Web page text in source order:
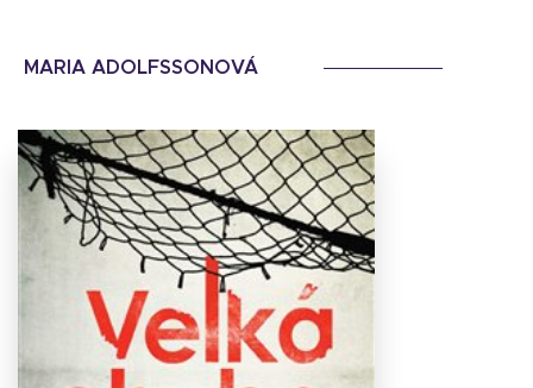
MARIA ADOLFSSONOVÁ